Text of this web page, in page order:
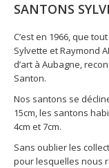
SANTONS
C’est en 1966, que
Sylvette et Raymond
d’art à Aubagne,
Santon.
Nos santons se
15cm, les santons
4cm et 7cm.
Sans oublier les
pour lesquelles nous